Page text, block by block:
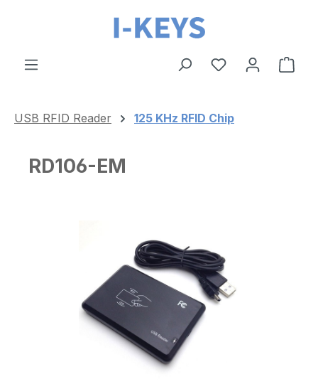
Zum Hauptinhalt springen
USB RFID Reader 125 KHz RFID Chip
RD106-EM